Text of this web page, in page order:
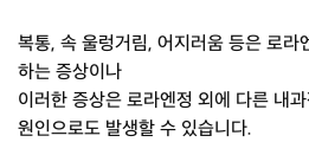
복통, 속 울렁거림, 어지러움 등은 로라
하는 증상이나
이러한 증상은 로라엔정 외에 다른 내
원인으로도 발생할 수 있습니다.